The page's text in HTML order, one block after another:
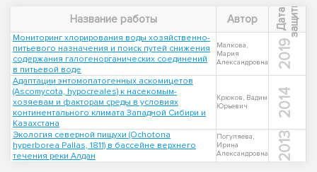
Название работы Автор Д
а
т
а
з
а
щ
и
т ы
Мониторинг хлорирования воды хозяйственно-
питьевого назначения и поиск путей снижения
содержания галогенорганических соединений
в питьевой воде
Малкова,
Мария
Александровна
2019
Адаптации энтомопатогенных аскомицетов
(Ascomycota, hypocreales) к насекомым-
хозяевам и факторам среды в условиях
континентального климата Западной Сибири и
Казахстана
Крюков, Вадим
Юрьевич
2014
Экология северной пищухи (Ochotona
hyperborea Pallas, 1811) в бассейне верхнего
течения реки Алдан
Погуляева,
Ирина
Александровна
2013